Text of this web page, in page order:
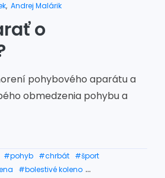
, Andrej Malárik
o
pohybového aparátu a
obmedzenia pohybu a
#pohyb #chrbát #šport
#bolestivé koleno